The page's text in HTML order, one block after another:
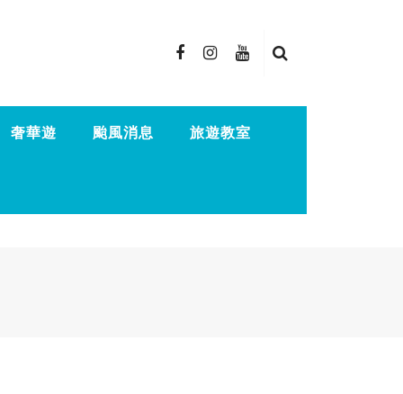
奢華遊 颱風消息 旅遊教室